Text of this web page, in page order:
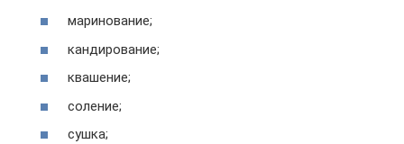
маринование;
кандирование;
квашение;
соление;
сушка;